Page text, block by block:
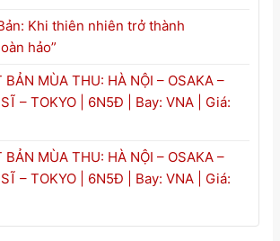
Khi thiên nhiên trở thành
hảo”
BẢN MÙA THU: HÀ NỘI – OSAKA –
– TOKYO | 6N5Đ | Bay: VNA | Giá:
BẢN MÙA THU: HÀ NỘI – OSAKA –
– TOKYO | 6N5Đ | Bay: VNA | Giá: